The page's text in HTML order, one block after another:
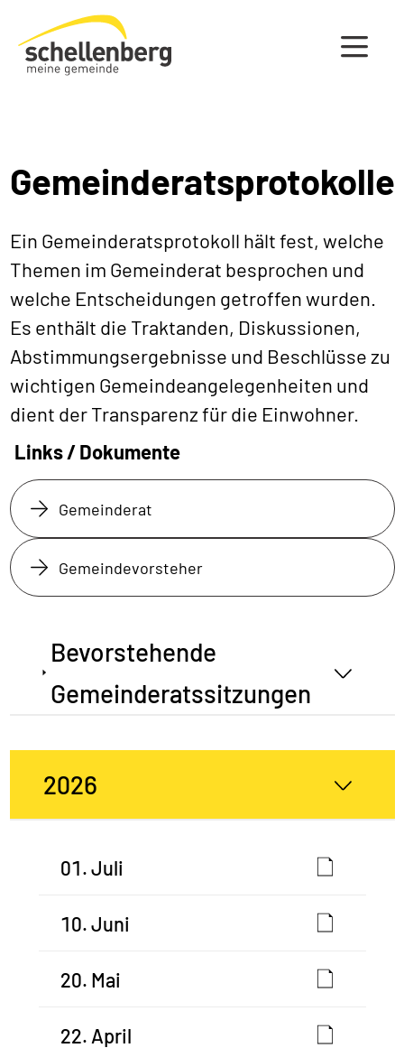
Gemeinde Schellenberg Startseite
Gemeinderatsprotokolle
Ein Gemeinderatsprotokoll hält fest, welche
Themen im Gemeinderat besprochen und
welche Entscheidungen getroffen wurden.
Es enthält die Traktanden, Diskussionen,
Abstimmungsergebnisse und Beschlüsse zu
wichtigen Gemeindeangelegenheiten und
dient der Transparenz für die Einwohner.
Links / Dokumente
Gemeinderat
Gemeindevorsteher
Bevorstehende
Gemeinderatssitzungen
2026
01. Juli
10. Juni
20. Mai
22. April